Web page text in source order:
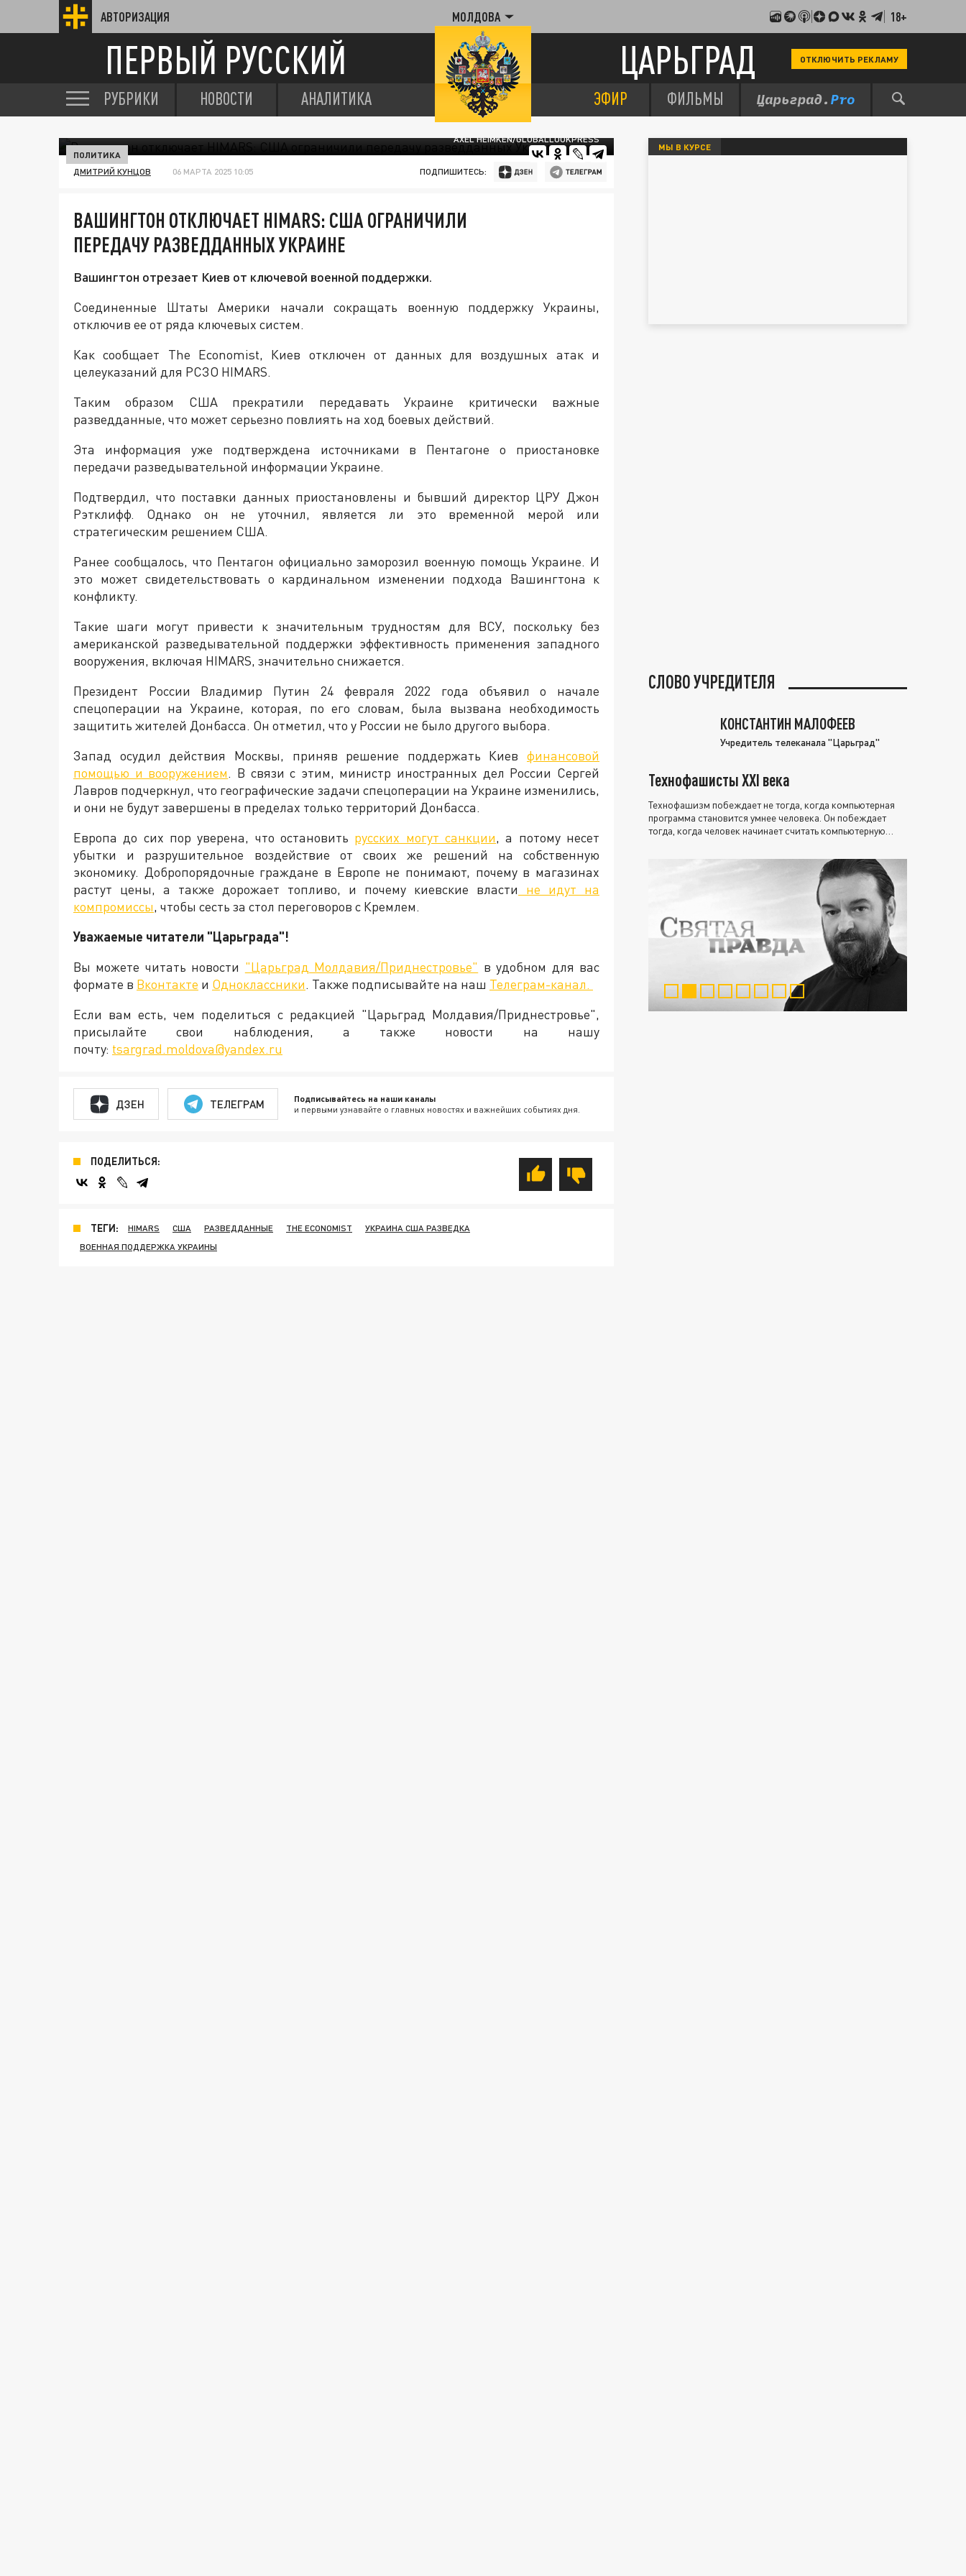
АВТОРИЗАЦИЯ МОЛДОВА 18+
ПЕРВЫЙ РУССКИЙ ЦАРЬГРАД ОТКЛЮЧИТЬ РЕКЛАМУ
РУБРИКИ НОВОСТИ АНАЛИТИКА ЭФИР ФИЛЬМЫ
AXEL HEIMKEN/GLOBALLOOKPRESS
ПОЛИТИКА
ДМИТРИЙ КУНЦОВ 06 МАРТА 2025 10:05 ПОДПИШИТЕСЬ:
ВАШИНГТОН ОТКЛЮЧАЕТ HIMARS: США ОГРАНИЧИЛИ
ПЕРЕДАЧУ РАЗВЕДДАННЫХ УКРАИНЕ
Вашингтон отрезает Киев от ключевой военной поддержки.
Соединенные Штаты Америки начали сокращать военную поддержку Украины,
отключив ее от ряда ключевых систем.
Как сообщает The Economist, Киев отключен от данных для воздушных атак и
целеуказаний для РСЗО HIMARS.
Таким образом США прекратили передавать Украине критически важные
разведданные, что может серьезно повлиять на ход боевых действий.
Эта информация уже подтверждена источниками в Пентагоне о приостановке
передачи разведывательной информации Украине.
Подтвердил, что поставки данных приостановлены и бывший директор ЦРУ Джон
Рэтклифф. Однако он не уточнил, является ли это временной мерой или
стратегическим решением США.
Ранее сообщалось, что Пентагон официально заморозил военную помощь Украине. И
это может свидетельствовать о кардинальном изменении подхода Вашингтона к
конфликту.
Такие шаги могут привести к значительным трудностям для ВСУ, поскольку без
американской разведывательной поддержки эффективность применения западного
вооружения, включая HIMARS, значительно снижается.
Президент России Владимир Путин 24 февраля 2022 года объявил о начале
спецоперации на Украине, которая, по его словам, была вызвана необходимость
защитить жителей Донбасса. Он отметил, что у России не было другого выбора.
Запад осудил действия Москвы, приняв решение поддержать Киев финансовой
помощью и вооружением. В связи с этим, министр иностранных дел России Сергей
Лавров подчеркнул, что географические задачи спецоперации на Украине изменились,
и они не будут завершены в пределах только территорий Донбасса.
Европа до сих пор уверена, что остановить русских могут санкции, а потому несет
убытки и разрушительное воздействие от своих же решений на собственную
экономику. Добропорядочные граждане в Европе не понимают, почему в магазинах
растут цены, а также дорожает топливо, и почему киевские власти не идут на
компромиссы, чтобы сесть за стол переговоров с Кремлем.
Уважаемые читатели "Царьграда"!
Вы можете читать новости "Царьград Молдавия/Приднестровье" в удобном для вас
формате в Вконтакте и Одноклассники. Также подписывайте на наш Телеграм-канал.
Если вам есть, чем поделиться с редакцией "Царьград Молдавия/Приднестровье",
присылайте свои наблюдения, а также новости на нашу
почту: tsargrad.moldova@yandex.ru
ДЗЕН ТЕЛЕГРАМ Подписывайтесь на наши каналы
и первыми узнавайте о главных новостях и важнейших событиях дня.
ПОДЕЛИТЬСЯ:
ТЕГИ: HIMARS США РАЗВЕДДАННЫЕ THE ECONOMIST
УКРАИНА США РАЗВЕДКА
ВОЕННАЯ ПОДДЕРЖКА УКРАИНЫ
МЫ В КУРСЕ
СЛОВО УЧРЕДИТЕЛЯ
КОНСТАНТИН МАЛОФЕЕВ
Учредитель телеканала "Царьград"
Технофашисты XXI века
Технофашизм побеждает не тогда, когда компьютерная
программа становится умнее человека. Он побеждает
тогда, когда человек начинает считать компьютерную